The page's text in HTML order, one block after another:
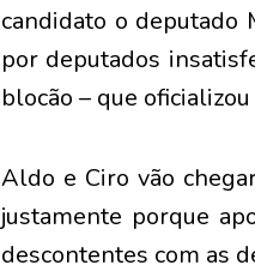
candidato o deputado
por deputados
blocão – que
Aldo e Ciro vão
justamente porque
descontentes com as